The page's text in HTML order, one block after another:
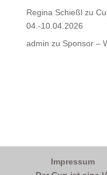
Regina Schießlzu
04.-10.04.2026
admin zu Sponsor –
Impressum